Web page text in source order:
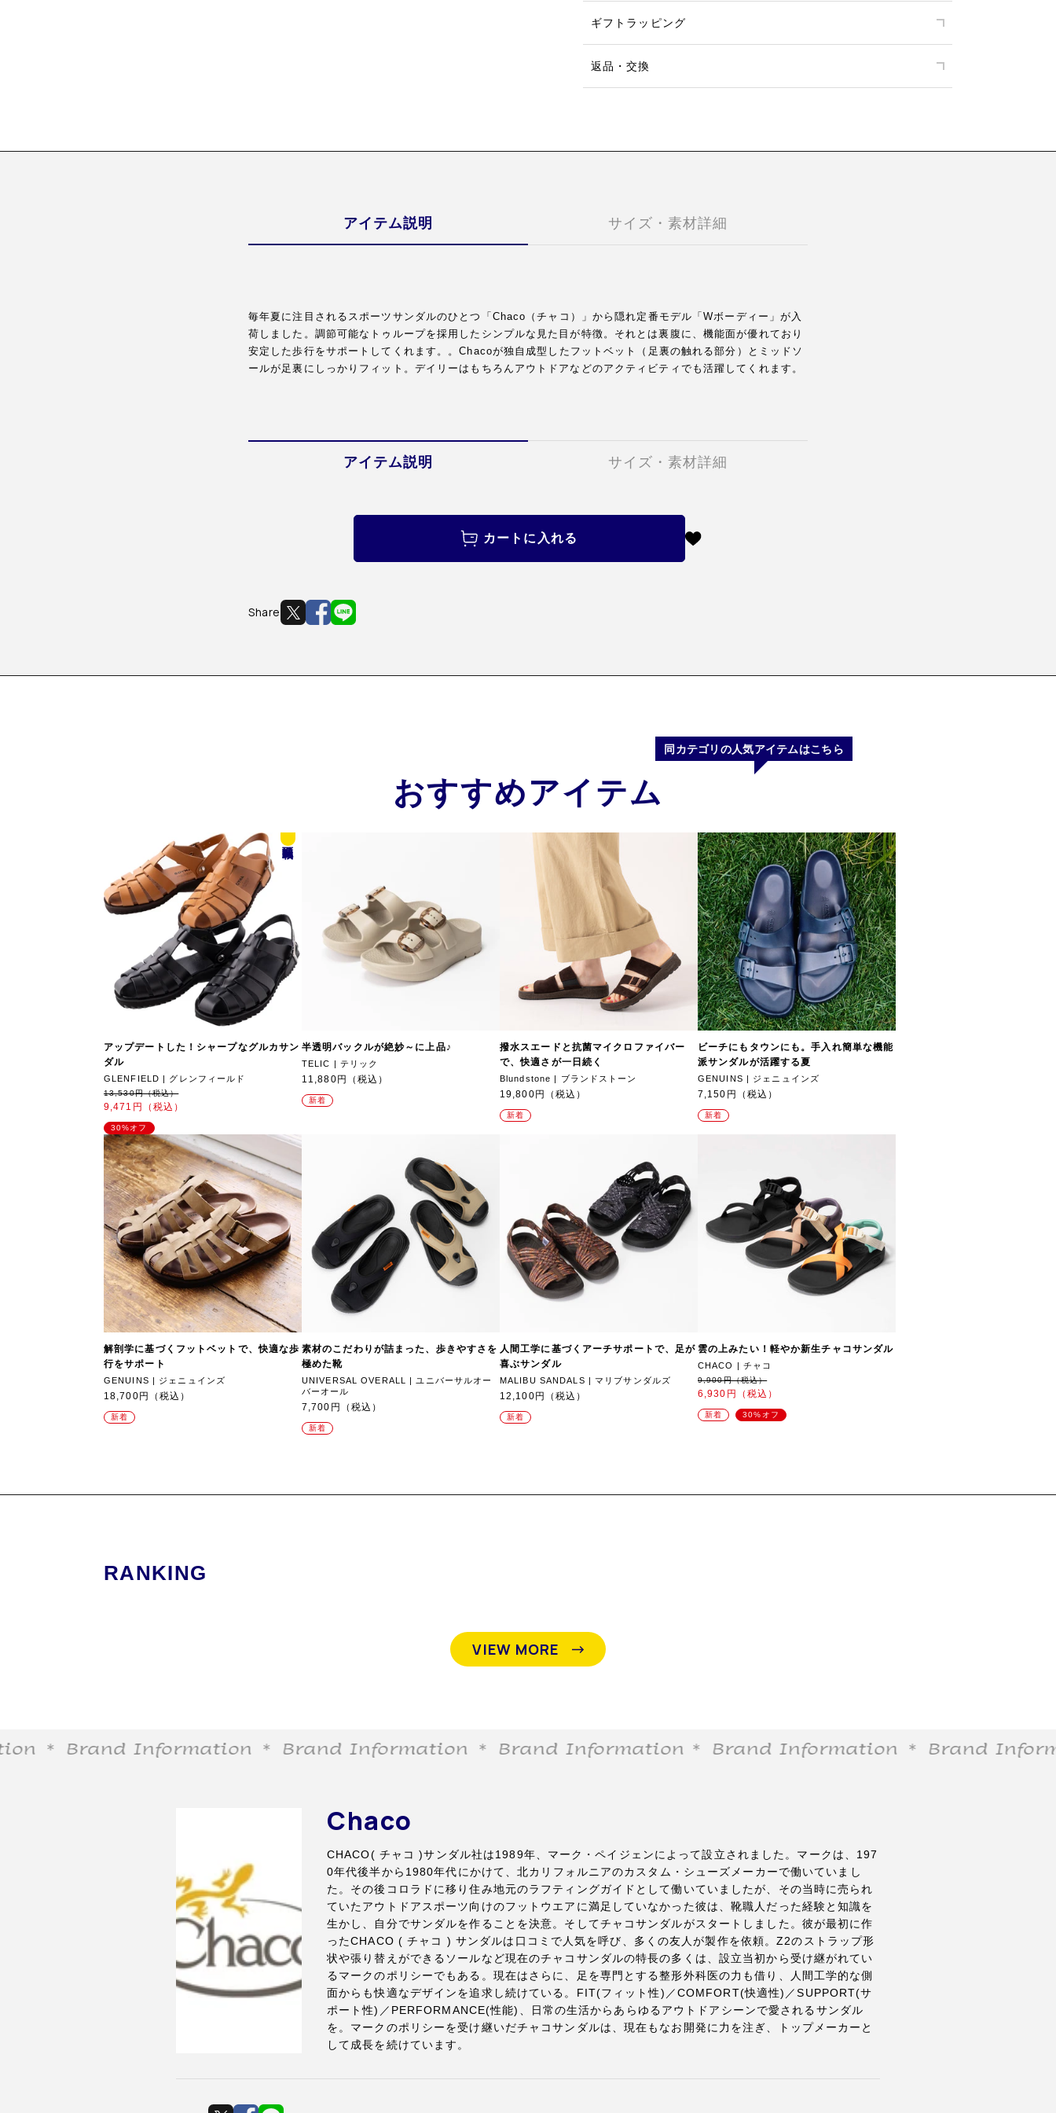
ギフトラッピング
返品・交換
アイテム説明 サイズ・素材詳細
毎年夏に注目されるスポーツサンダルのひとつ「Chaco（チャコ）」から隠れ定番モデル「Wボーディー」が入
荷しました。調節可能なトゥループを採用したシンプルな見た目が特徴。それとは裏腹に、機能面が優れており
安定した歩行をサポートしてくれます。。Chacoが独自成型したフットベット（足裏の触れる部分）とミッドソ
ールが足裏にしっかりフィット。デイリーはもちろんアウトドアなどのアクティビティでも活躍してくれます。
アイテム説明 サイズ・素材詳細
カートに入れる
Share
おすすめアイテム
同カテゴリの人気アイテムはこちら
アップデートした！シャープなグルカサン
ダル
GLENFIELD | グレンフィールド
13,530円（税込）
9,471円（税込）
30%オフ
半透明バックルが絶妙～に上品♪
TELIC | テリック
11,880円（税込）
新着
撥水スエードと抗菌マイクロファイバー
で、快適さが一日続く
Blundstone | ブランドストーン
19,800円（税込）
新着
ビーチにもタウンにも。手入れ簡単な機能
派サンダルが活躍する夏
GENUINS | ジェニュインズ
7,150円（税込）
新着
解剖学に基づくフットベットで、快適な歩
行をサポート
GENUINS | ジェニュインズ
18,700円（税込）
新着
素材のこだわりが詰まった、歩きやすさを
極めた靴
UNIVERSAL OVERALL | ユニバーサルオー
バーオール
7,700円（税込）
新着
人間工学に基づくアーチサポートで、足が
喜ぶサンダル
MALIBU SANDALS | マリブサンダルズ
12,100円（税込）
新着
雲の上みたい！軽やか新生チャコサンダル
CHACO | チャコ
9,900円（税込）
6,930円（税込）
新着 30%オフ
RANKING
VIEW MORE
＊ Brand Information ＊ Brand Information ＊ Brand Information ＊ Brand Information ＊ Brand
Chaco
CHACO( チャコ )サンダル社は1989年、マーク・ペイジェンによって設立されました。マークは、197
0年代後半から1980年代にかけて、北カリフォルニアのカスタム・シューズメーカーで働いていまし
た。その後コロラドに移り住み地元のラフティングガイドとして働いていましたが、その当時に売られ
ていたアウトドアスポーツ向けのフットウエアに満足していなかった彼は、靴職人だった経験と知識を
生かし、自分でサンダルを作ることを決意。そしてチャコサンダルがスタートしました。彼が最初に作
ったCHACO ( チャコ ) サンダルは口コミで人気を呼び、多くの友人が製作を依頼。Z2のストラップ形
状や張り替えができるソールなど現在のチャコサンダルの特長の多くは、設立当初から受け継がれてい
るマークのポリシーでもある。現在はさらに、足を専門とする整形外科医の力も借り、人間工学的な側
面からも快適なデザインを追求し続けている。FIT(フィット性)／COMFORT(快適性)／SUPPORT(サ
ポート性)／PERFORMANCE(性能)、日常の生活からあらゆるアウトドアシーンで愛されるサンダル
を。マークのポリシーを受け継いだチャコサンダルは、現在もなお開発に力を注ぎ、トップメーカーと
して成長を続けています。